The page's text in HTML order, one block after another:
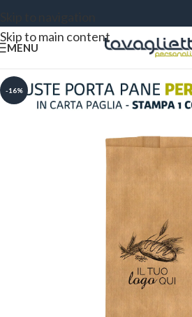
Skip to main content
MENU
-16%